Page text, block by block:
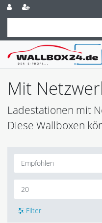
Mit
Ladestationen mit
Diese Wallboxen
Filter